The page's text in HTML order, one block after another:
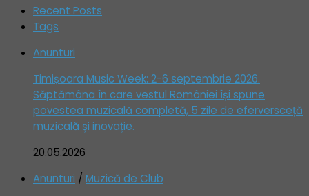
Recent Posts
Tags
Anunturi
Timișoara Music Week: 2-6 septembrie 2026.
Săptămâna în care vestul României își spune
povestea muzicală completă, 5 zile de eferversceță
muzicală și inovație.
20.05.2026
Anunturi / Muzică de Club